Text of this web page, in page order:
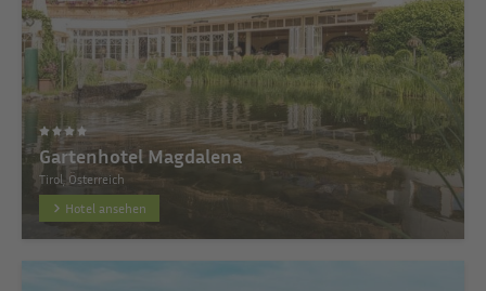
Gartenhotel Magdalena
Tirol, Österreich
Hotel ansehen